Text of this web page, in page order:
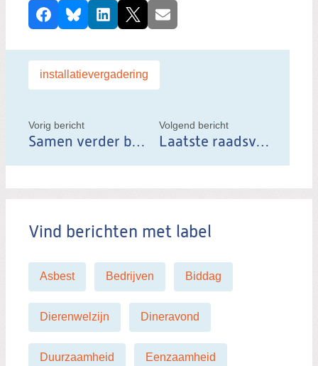
D
e
e
l
t
b
i
h
FacebookBlueskyLinkedIn
X E-mail
Labels:
installatievergadering
Vorig bericht
Samen verder bouwen aan Zuidplas
Volgend bericht
Laatste raadsvergadering voor reces.
Vind berichten met label
Asbest Bedrijven Biddag
Dierenwelzijn Dineravond
Duurzaamheid Eenzaamheid